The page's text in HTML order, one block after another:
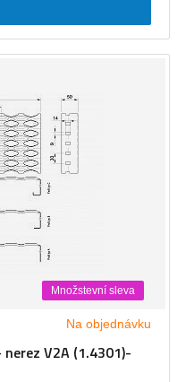
Množstevní sleva
Na objednávku
V2A (1.4301)-